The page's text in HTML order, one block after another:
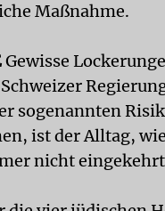
Maßnahme.
Gewisse
sogenannten
ist der Alltag,
nicht